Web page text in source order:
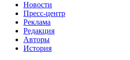
Новости
Пресс-центр
Реклама
Редакция
Авторы
История